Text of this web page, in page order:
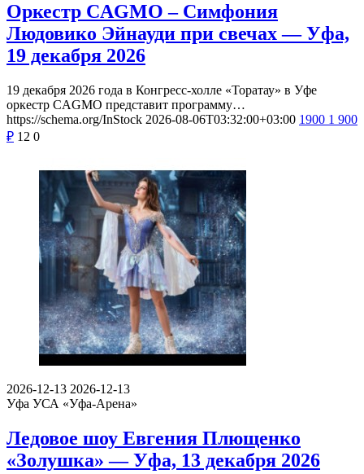
Оркестр CAGMO – Симфония
Людовико Эйнауди при свечах — Уфа,
19 декабря 2026
19 декабря 2026 года в Конгресс-холле «Торатау» в Уфе
оркестр CAGMO представит программу…
https://schema.org/InStock 2026-08-06T03:32:00+03:00 1900 1 900
₽ 12 0
2026-12-13 2026-12-13
Уфа УСА «Уфа-Арена»
Ледовое шоу Евгения Плющенко
«Золушка» — Уфа, 13 декабря 2026